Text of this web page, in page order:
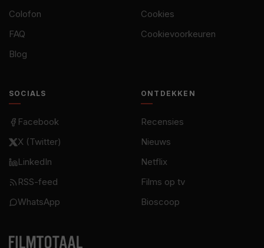
Colofon
FAQ
Blog
Cookies
Cookievoorkeuren
SOCIALS
Facebook
X (Twitter)
LinkedIn
RSS-feed
WhatsApp
ONTDEKKEN
Recensies
Nieuws
Netflix
Films op tv
Bioscoop